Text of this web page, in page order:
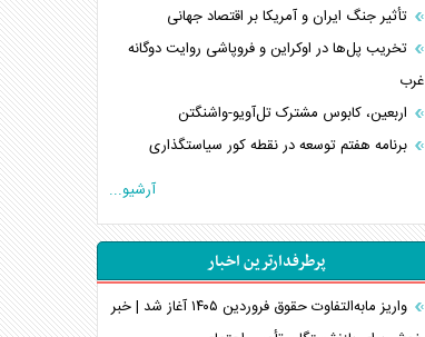
تأثیر جنگ ایران و آمریکا بر اقتصاد جهانی
تخریب پل‌ها در اوکراین و فروپاشی روایت دوگانه
غرب
اربعین، کابوس مشترک تل‌آویو-واشنگتن
برنامه هفتم توسعه در نقطه کور سیاستگذاری
کنوانسیون دریای خزر در راستای منافع ملی است؟
اهمیت راهبردی اردن برای آمریکا
پیام، ظرفیت بالفعل‌نشده تجارت ایران
همسویی عربستان با سنتکام علیه متحدان ایران
آرشیو...
پرطرفدارترین اخبار
واریز مابه‌التفاوت حقوق فروردین ۱۴۰۵ آغاز شد | خبر